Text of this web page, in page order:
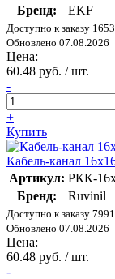
Бренд:
EKF
Доступно к заказу
Обновлено 07.08.2026
Цена:
60.48 руб. / шт.
-
+
Купить
Кабель-канал
Артикул: РКК-
Бренд:
Ruvinil
Доступно к заказу
Обновлено 07.08.2026
Цена:
60.48 руб. / шт.
-